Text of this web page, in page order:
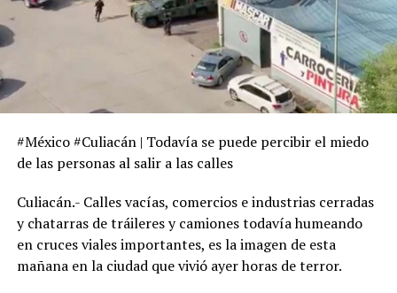
#México #Culiacán | Todavía se puede percibir el miedo
de las personas al salir a las calles
Culiacán.- Calles vacías, comercios e industrias cerradas
y chatarras de tráileres y camiones todavía humeando
en cruces viales importantes, es la imagen de esta
mañana en la ciudad que vivió ayer horas de terror.